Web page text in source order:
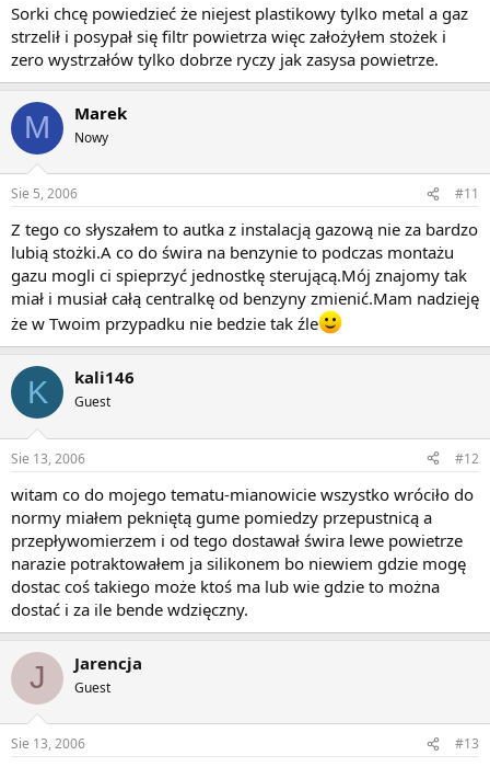
Sorki chcę powiedzieć że niejest plastikowy tylko metal a gaz
strzelił i posypał się filtr powietrza więc założyłem stożek i
zero wystrzałów tylko dobrze ryczy jak zasysa powietrze.
M Marek
Nowy
Sie 5, 2006 #11
Z tego co słyszałem to autka z instalacją gazową nie za bardzo
lubią stożki.A co do świra na benzynie to podczas montażu
gazu mogli ci spieprzyć jednostkę sterującą.Mój znajomy tak
miał i musiał całą centralkę od benzyny zmienić.Mam nadzieję
że w Twoim przypadku nie bedzie tak źle
K kali146
Guest
Sie 13, 2006 #12
witam co do mojego tematu-mianowicie wszystko wróciło do
normy miałem pekniętą gume pomiedzy przepustnicą a
przepływomierzem i od tego dostawał świra lewe powietrze
narazie potraktowałem ja silikonem bo niewiem gdzie mogę
dostac coś takiego może ktoś ma lub wie gdzie to można
dostać i za ile bende wdzięczny.
J Jarencja
Guest
Sie 13, 2006 #13